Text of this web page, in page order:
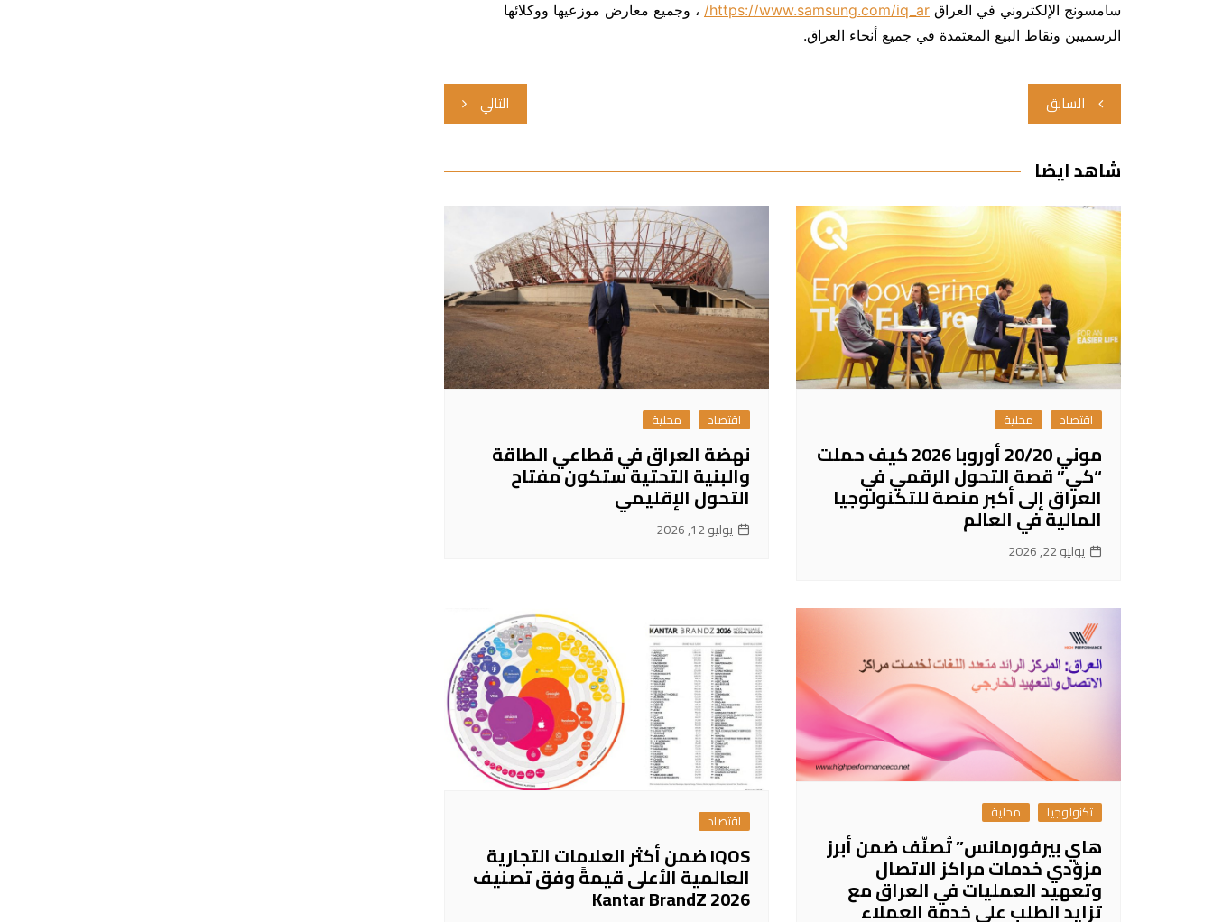
سامسونج الإلكتروني في العراق https://www.samsung.com/iq_ar/
، وجميع معارض موزعيها ووكلائها
الرسميين ونقاط البيع المعتمدة في جميع أنحاء العراق.
تصفّح
المقالات
السابق التالي
شاهد ايضا
اقتصاد محلية
موني 20/20 أوروبا 2026 كيف حملت
“كي” قصة التحول الرقمي في
العراق إلى أكبر منصة للتكنولوجيا
المالية في العالم
يوليو 22, 2026
اقتصاد محلية
نهضة العراق في قطاعي الطاقة
والبنية التحتية ستكون مفتاح
التحول الإقليمي
يوليو 12, 2026
تكنولوجيا محلية
هاي بيرفورمانس” تُصنّف ضمن أبرز
مزوّدي خدمات مراكز الاتصال
وتعهيد العمليات في العراق مع
تزايد الطلب على خدمة العملاء
اقتصاد
IQOS ضمن أكثر العلامات التجارية
العالمية الأعلى قيمةً وفق تصنيف
Kantar BrandZ 2026